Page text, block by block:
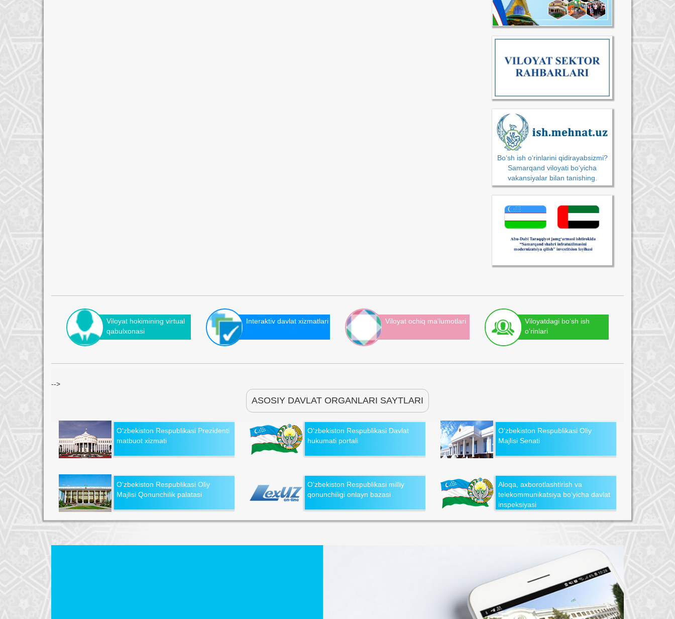
Bo‘sh ish o‘rinlarini qidirayabsizmi?
Samarqand viloyati bo‘yicha
vakansiyalar bilan tanishing.
Viloyat hokimining virtual
qabulxonasi
Interaktiv davlat xizmatlari Viloyat ochiq ma'lumotlari
Viloyatdagi bo‘sh ish
o‘rinlari
-->
ASOSIY DAVLAT ORGANLARI SAYTLARI
O‘zbekiston Respublikasi Prezidenti
matbuot xizmati
O‘zbekiston Respublikasi Davlat
hukumati portali
O‘zbekiston Respublikasi Oliy
Majlisi Senati
O‘zbekiston Respublikasi Oliy
Majlisi Qonunchilik palatasi
O‘zbekiston Respublikasi milliy
qonunchiligi onlayn bazasi
Aloqa, axborotlashtirish va
telekommunikatsiya bo‘yicha davlat
inspeksiyasi